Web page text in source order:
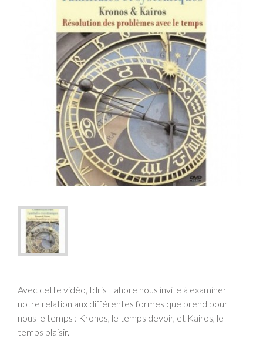
Avec cette vidéo, Idris Lahore nous invite à examiner
notre relation aux différentes formes que prend pour
nous le temps : Kronos, le temps devoir, et Kairos, le
temps plaisir.